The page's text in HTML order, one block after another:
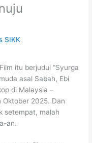
SIKK
itu berjudul “Syurga
asal Sabah, Ebi
di Malaysia –
2025. Dan
setempat, malah
an.